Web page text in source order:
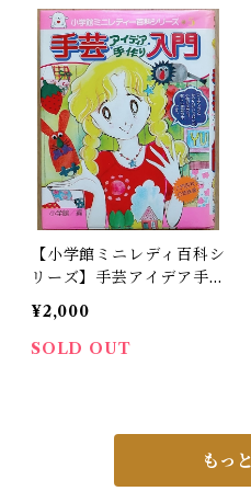
【小学館ミニレディ百科シ
リーズ】手芸アイデア手作
り入門
¥2,000
SOLD OUT
もっ